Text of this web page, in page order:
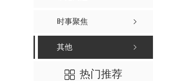
时事聚焦
其他
热门推荐